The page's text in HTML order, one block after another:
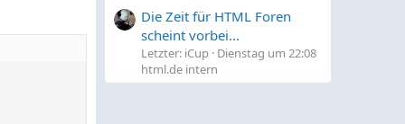
Die Zeit für HTML Foren
scheint vorbei...
Letzter: iCup Dienstag um 22:08
html.de intern